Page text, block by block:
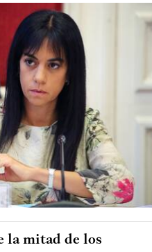
la mitad de los